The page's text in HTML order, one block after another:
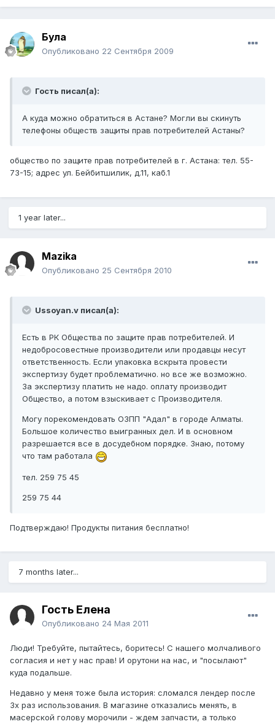
Була
Опубликовано 22 Сентября 2009
Гость писал(а):
А куда можно обратиться в Астане? Могли вы скинуть
телефоны обществ защиты прав потребителей Астаны?
общество по защите прав потребителей в г. Астана: тел. 55-
73-15; адрес ул. Бейбитшилик, д.11, каб.1
1 year later...
Mazika
Опубликовано 25 Сентября 2010
Ussoyan.v писал(а):
Есть в РК Общества по защите прав потребителей. И
недобросовестные производители или продавцы несут
ответственность. Если упаковка вскрыта провести
экспертизу будет проблематично. но все же возможно.
За экспертизу платить не надо. оплату производит
Общество, а потом взыскивает с Производителя.
Могу порекомендовать ОЗПП "Адал" в городе Алматы.
Большое количество выигранных дел. И в основном
разрешается все в досудебном порядке. Знаю, потому
что там работала
тел. 259 75 45
259 75 44
Подтверждаю! Продукты питания бесплатно!
7 months later...
Гость Елена
Опубликовано 24 Мая 2011
Люди! Требуйте, пытайтесь, боритесь! С нашего молчаливого
согласия и нет у нас прав! И орутони на нас, и "посылают"
куда подальше.
Недавно у меня тоже была история: сломался лендер после
3х раз использования. В магазине отказались менять, в
масерской голову морочили - ждем запчасти, а только